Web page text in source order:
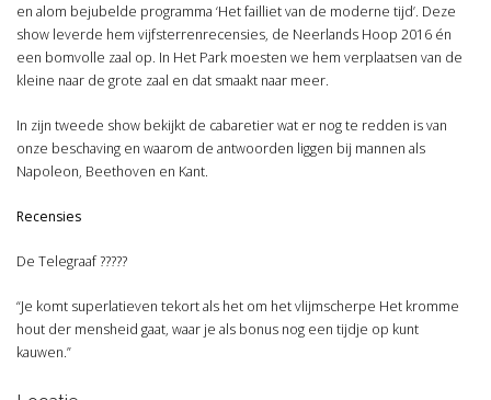
en alom bejubelde programma ‘Het failliet van de moderne tijd’. Deze
show leverde hem vijfsterrenrecensies, de Neerlands Hoop 2016 én
een bomvolle zaal op. In Het Park moesten we hem verplaatsen van de
kleine naar de grote zaal en dat smaakt naar meer.
In zijn tweede show bekijkt de cabaretier wat er nog te redden is van
onze beschaving en waarom de antwoorden liggen bij mannen als
Napoleon, Beethoven en Kant.
Recensies
De Telegraaf ?????
“Je komt superlatieven tekort als het om het vlijmscherpe Het kromme
hout der mensheid gaat, waar je als bonus nog een tijdje op kunt
kauwen.”